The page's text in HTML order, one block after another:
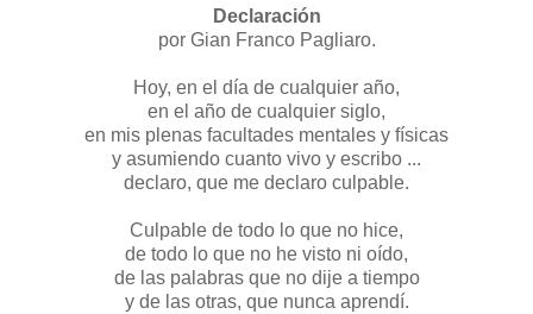
Declaración
por Gian Franco Pagliaro.
Hoy, en el día de cualquier año,
en el año de cualquier siglo,
en mis plenas facultades mentales y físicas
y asumiendo cuanto vivo y escribo ...
declaro, que me declaro culpable.
Culpable de todo lo que no hice,
de todo lo que no he visto ni oído,
de las palabras que no dije a tiempo
y de las otras, que nunca aprendí.